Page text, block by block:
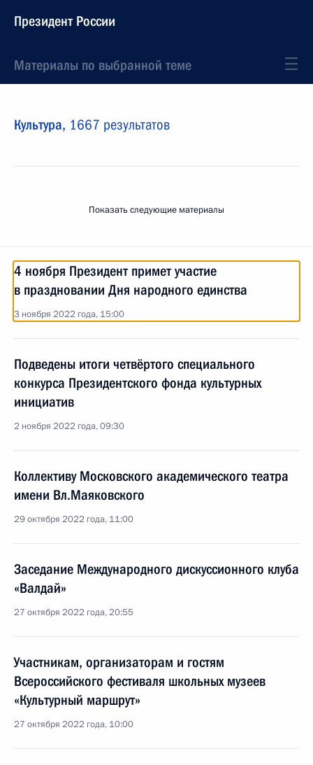
Президент России
Материалы по выбранной теме
Культура, 1667 результатов
Показать следующие материалы
4 ноября Президент примет участие
в праздновании Дня народного единства
3 ноября 2022 года, 15:00
Подведены итоги четвёртого специального
конкурса Президентского фонда культурных
инициатив
2 ноября 2022 года, 09:30
Коллективу Московского академического театра
имени Вл.Маяковского
29 октября 2022 года, 11:00
Заседание Международного дискуссионного клуба
«Валдай»
27 октября 2022 года, 20:55
Участникам, организаторам и гостям
Всероссийского фестиваля школьных музеев
«Культурный маршрут»
27 октября 2022 года, 10:00